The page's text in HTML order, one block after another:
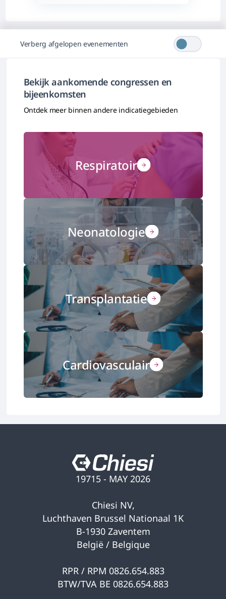
Verberg afgelopen evenementen
Bekijk aankomende congressen en
bijeenkomsten
Ontdek meer binnen andere indicatiegebieden
Respiratoir
Neonatologie
Transplantatie
Cardiovasculair
19715 - MAY 2026
Chiesi NV,
Luchthaven Brussel Nationaal 1K
B-1930 Zaventem
België / Belgique
RPR / RPM 0826.654.883
BTW/TVA BE 0826.654.883